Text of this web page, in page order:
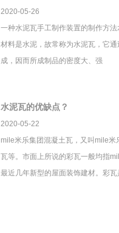
2020-05-26
一种水泥瓦手工制作装置的制作方
材料是水泥，故常称为水泥瓦，它
成，因而所成制品的密度大、强
水泥瓦的优缺点？
2020-05-22
mile米乐集团混凝土瓦，又叫mile米
瓦等。市面上所说的彩瓦一般均指
最近几年新型的屋面装饰建材。彩